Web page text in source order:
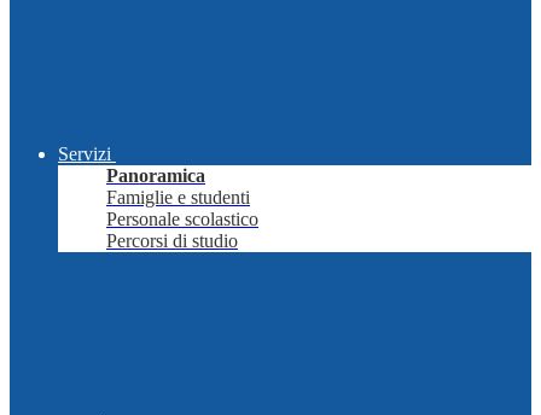
Servizi
Panoramica
Famiglie e studenti
Personale scolastico
Percorsi di studio